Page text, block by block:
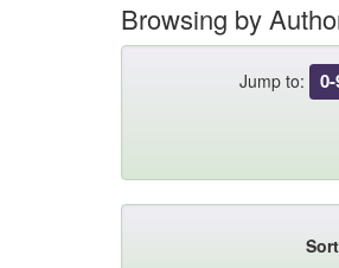
Browsing by
Jump to: